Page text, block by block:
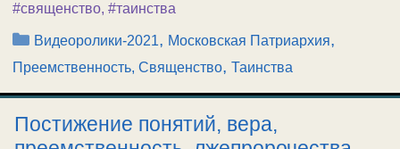
#священство, #таинства
Рубрики
Видеоролики-2021, Московская Патриархия,
Преемственность, Священство, Таинства
Постижение понятий, вера,